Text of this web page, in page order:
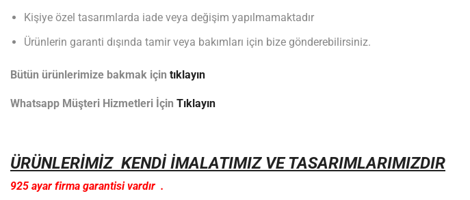
Kişiye özel tasarımlarda iade veya değişim yapılmamaktadır
Ürünlerin garanti dışında tamir veya bakımları için bize gönderebilirsiniz.
Bütün ürünlerimize bakmak için tıklayın
Whatsapp Müşteri Hizmetleri İçin Tıklayın
ÜRÜNLERİMİZ KENDİ İMALATIMIZ VE TASARIMLARIMIZDIR
925 ayar firma garantisi vardır .